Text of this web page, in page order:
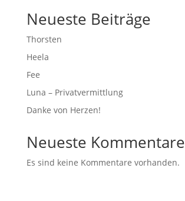
Neueste Beiträge
Thorsten
Heela
Fee
Luna – Privatvermittlung
Danke von Herzen!
Neueste Kommentare
Es sind keine Kommentare vorhanden.